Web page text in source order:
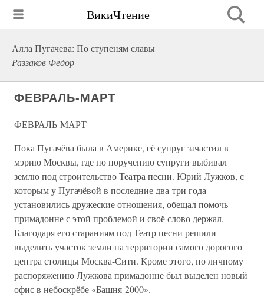
ВикиЧтение
Алла Пугачева: По ступеням славы
Раззаков Федор
ФЕВРАЛЬ-МАРТ
ФЕВРАЛЬ-МАРТ
Пока Пугачёва была в Америке, её супруг зачастил в
мэрию Москвы, где по поручению супруги выбивал
землю под строительство Театра песни. Юрий Лужков, с
которым у Пугачёвой в последние два-три года
установились дружеские отношения, обещал помочь
примадонне с этой проблемой и своё слово держал.
Благодаря его стараниям под Театр песни решили
выделить участок земли на территории самого дорогого
центра столицы Москва-Сити. Кроме этого, по личному
распоряжению Лужкова примадонне был выделен новый
офис в небоскрёбе «Башня-2000».